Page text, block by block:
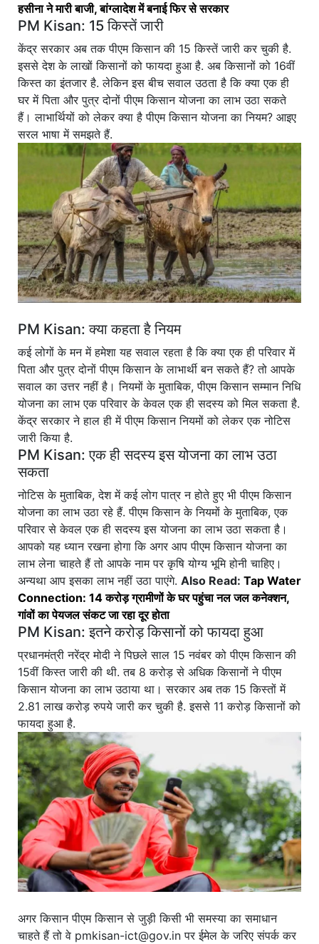
हसीना ने मारी बाजी, बांग्लादेश में बनाई फिर से सरकार
PM Kisan: 15 किस्तें जारी
केंद्र सरकार अब तक पीएम किसान की 15 किस्तें जारी कर चुकी है.
इससे देश के लाखों किसानों को फायदा हुआ है. अब किसानों को 16वीं
किस्त का इंतजार है. लेकिन इस बीच सवाल उठता है कि क्या एक ही
घर में पिता और पुत्र दोनों पीएम किसान योजना का लाभ उठा सकते
हैं। लाभार्थियों को लेकर क्या है पीएम किसान योजना का नियम? आइए
सरल भाषा में समझते हैं.
PM Kisan: क्या कहता है नियम
कई लोगों के मन में हमेशा यह सवाल रहता है कि क्या एक ही परिवार में
पिता और पुत्र दोनों पीएम किसान के लाभार्थी बन सकते हैं? तो आपके
सवाल का उत्तर नहीं है। नियमों के मुताबिक, पीएम किसान सम्मान निधि
योजना का लाभ एक परिवार के केवल एक ही सदस्य को मिल सकता है.
केंद्र सरकार ने हाल ही में पीएम किसान नियमों को लेकर एक नोटिस
जारी किया है.
PM Kisan: एक ही सदस्य इस योजना का लाभ उठा
सकता
नोटिस के मुताबिक, देश में कई लोग पात्र न होते हुए भी पीएम किसान
योजना का लाभ उठा रहे हैं. पीएम किसान के नियमों के मुताबिक, एक
परिवार से केवल एक ही सदस्य इस योजना का लाभ उठा सकता है।
आपको यह ध्यान रखना होगा कि अगर आप पीएम किसान योजना का
लाभ लेना चाहते हैं तो आपके नाम पर कृषि योग्य भूमि होनी चाहिए।
अन्यथा आप इसका लाभ नहीं उठा पाएंगे. Also Read: Tap Water
Connection: 14 करोड़ ग्रामीणों के घर पहुंचा नल जल कनेक्शन,
गांवों का पेयजल संकट जा रहा दूर होता
PM Kisan: इतने करोड़ किसानों को फायदा हुआ
प्रधानमंत्री नरेंद्र मोदी ने पिछले साल 15 नवंबर को पीएम किसान की
15वीं किस्त जारी की थी. तब 8 करोड़ से अधिक किसानों ने पीएम
किसान योजना का लाभ उठाया था। सरकार अब तक 15 किस्तों में
2.81 लाख करोड़ रुपये जारी कर चुकी है. इससे 11 करोड़ किसानों को
फायदा हुआ है.
अगर किसान पीएम किसान से जुड़ी किसी भी समस्या का समाधान
चाहते हैं तो वे pmkisan-ict@gov.in पर ईमेल के जरिए संपर्क कर